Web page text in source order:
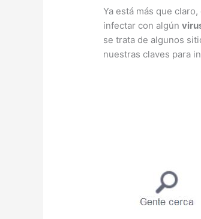
Ya está más que
infectar con algún
se trata de algunos
nuestras claves para